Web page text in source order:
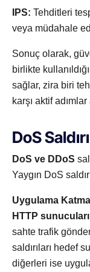
IPS: Tehditleri
veya müdahale
Sonuç olarak,
birlikte
sağlar, zira biri
karşı aktif adımlar
DoS
DoS ve DDoS
Yaygın DoS
Uygulama
HTTP sunucuları
sahte trafik
saldırıları hedef
diğerleri ise